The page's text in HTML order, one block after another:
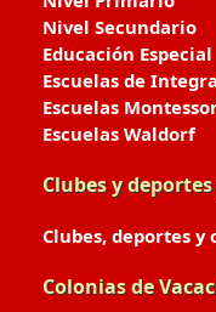
Nivel Secundario
Educación Especial
Escuelas de
Escuelas
Escuelas Waldorf
Clubes y
Clubes, deportes y
Colonias de